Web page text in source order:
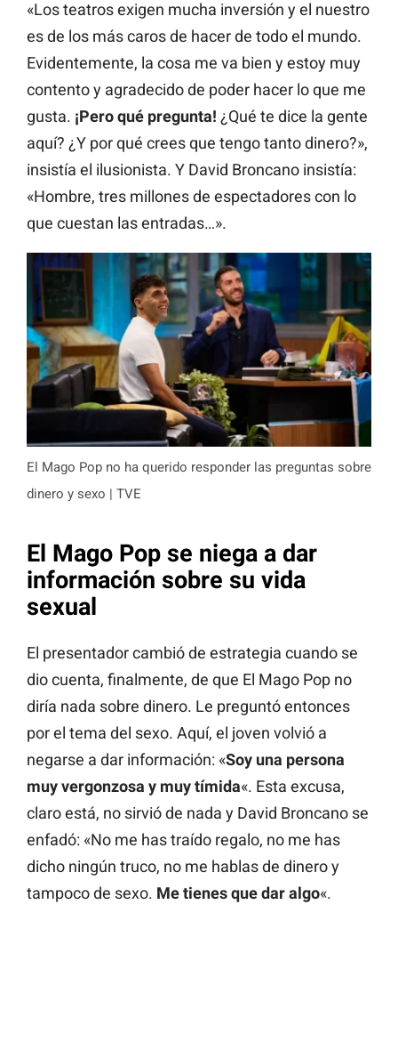
«Los teatros exigen mucha inversión y el nuestro
es de los más caros de hacer de todo el mundo.
Evidentemente, la cosa me va bien y estoy muy
contento y agradecido de poder hacer lo que me
gusta. ¡Pero qué pregunta! ¿Qué te dice la gente
aquí? ¿Y por qué crees que tengo tanto dinero?»,
insistía el ilusionista. Y David Broncano insistía:
«Hombre, tres millones de espectadores con lo
que cuestan las entradas…».
El Mago Pop no ha querido responder las preguntas sobre
dinero y sexo | TVE
El Mago Pop se niega a dar
información sobre su vida
sexual
El presentador cambió de estrategia cuando se
dio cuenta, finalmente, de que El Mago Pop no
diría nada sobre dinero. Le preguntó entonces
por el tema del sexo. Aquí, el joven volvió a
negarse a dar información: «Soy una persona
muy vergonzosa y muy tímida«. Esta excusa,
claro está, no sirvió de nada y David Broncano se
enfadó: «No me has traído regalo, no me has
dicho ningún truco, no me hablas de dinero y
tampoco de sexo. Me tienes que dar algo«.